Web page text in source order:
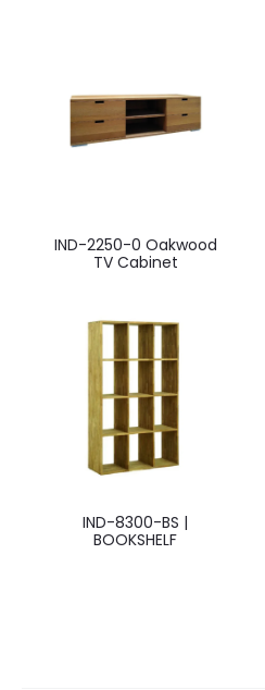
IND-2250-0 Oakwood
TV Cabinet
IND-8300-BS |
BOOKSHELF